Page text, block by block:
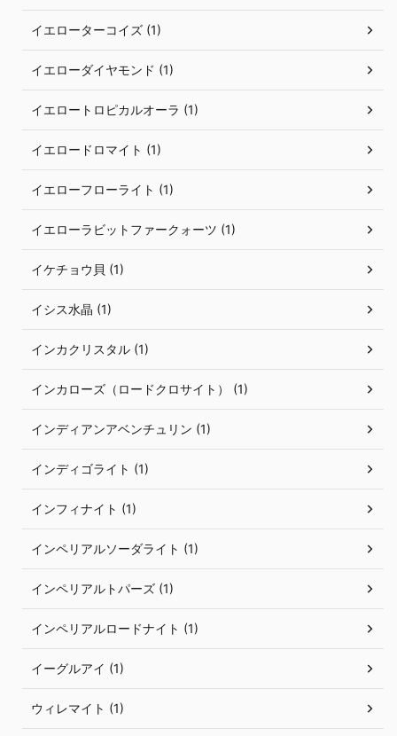
イエローターコイズ (1)
イエローダイヤモンド (1)
イエロートロピカルオーラ (1)
イエロードロマイト (1)
イエローフローライト (1)
イエローラビットファークォーツ (1)
イケチョウ貝 (1)
イシス水晶 (1)
インカクリスタル (1)
インカローズ（ロードクロサイト） (1)
インディアンアベンチュリン (1)
インディゴライト (1)
インフィナイト (1)
インペリアルソーダライト (1)
インペリアルトパーズ (1)
インペリアルロードナイト (1)
イーグルアイ (1)
ウィレマイト (1)